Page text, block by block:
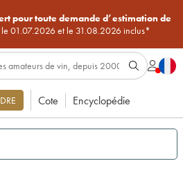
pour toute demande d’estimation de
le 01.07.2026 et le 31.08.2026 inclus*
Cote Encyclopédie